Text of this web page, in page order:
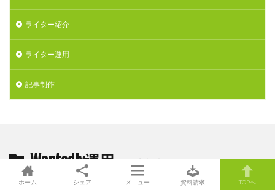
ライター紹介
ライター運用
記事制作
Wantedly運用 の最新記事8件
ホーム シェア メニュー 資料請求 TOPへ